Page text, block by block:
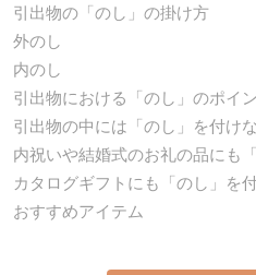
引出物の「のし」の掛け方
外のし
内のし
引出物における「のし」のポイ
引出物の中には「のし」を付け
内祝いや結婚式のお礼の品にも
カタログギフトにも「のし」を
おすすめアイテム